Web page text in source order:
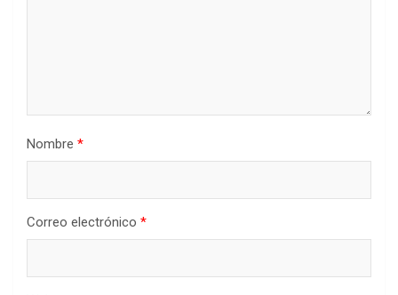
Nombre *
Correo electrónico *